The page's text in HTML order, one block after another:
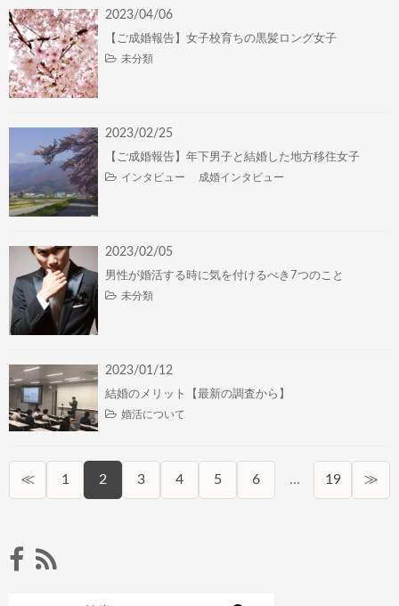
2023/04/06
【ご成婚報告】女子校育ちの黒髪ロング女子
未分類
2023/02/25
【ご成婚報告】年下男子と結婚した地方移住女子
インタビュー 成婚インタビュー
2023/02/05
男性が婚活する時に気を付けるべき7つのこと
未分類
2023/01/12
結婚のメリット【最新の調査から】
婚活について
≪ 1 2 3 4 5 6 … 19 ≫